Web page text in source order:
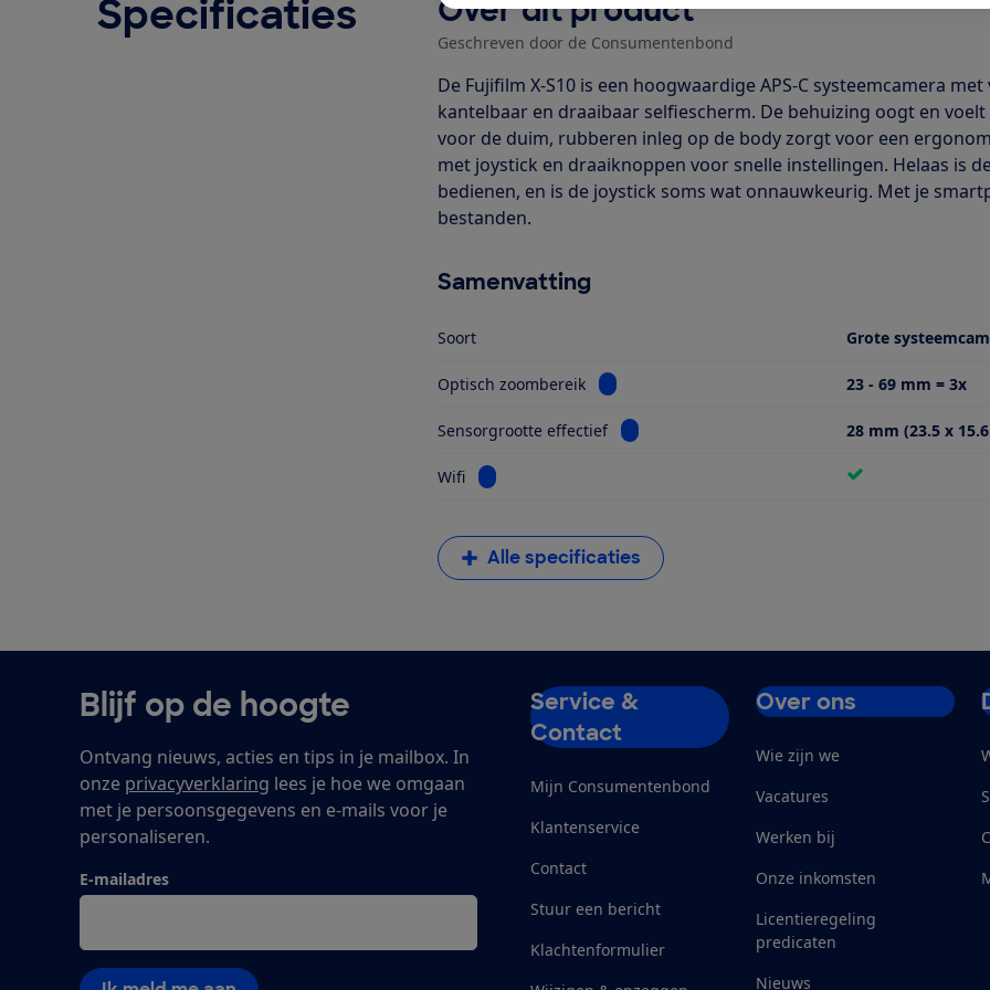
Specificaties Over dit product
Geschreven door de Consumentenbond
De Fujifilm X-S10 is een hoogwaardige APS-C systeemcamera
kantelbaar en draaibaar selfiescherm. De behuizing oogt en
voor de duim, rubberen inleg op de body zorgt voor een
met joystick en draaiknoppen voor snelle instellingen. Helaas is
bedienen, en is de joystick soms wat onnauwkeurig. Met je
bestanden.
Samenvatting
Soort Grote
Optisch zoombereik Bekijk informatie voor Optisch zoombereik
23 - 69 mm = 3x
Sensorgrootte effectief Bekijk informatie voor Sensorgrootte effectief
28 mm (23.5 x
Wifi Bekijk informatie voor Wifi
Alle specificaties
Blijf op de hoogte
Ontvang nieuws, acties en tips in je mailbox. In
onze privacyverklaring lees je hoe we omgaan
met je persoonsgegevens en e-mails voor je
personaliseren.
E-mailadres
Service &
Contact
Mijn Consumentenbond
Klantenservice
Contact
Stuur een bericht
Klachtenformulier
Over ons
Wie zijn we
Vacatures
Werken bij
Onze inkomsten
Licentieregeling
predicaten
Nieuws